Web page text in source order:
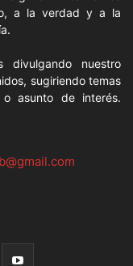
a la verdad y a la
divulgando nuestro
sugiriendo temas
o asunto de interés.